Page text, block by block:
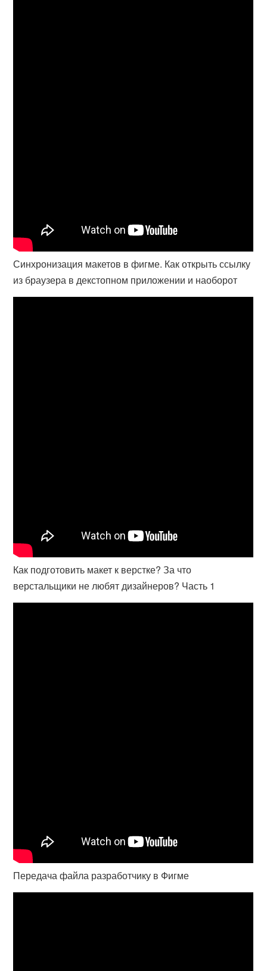
Синхронизация макетов в фигме. Как открыть ссылку
из браузера в декстопном приложении и наоборот
Как подготовить макет к верстке? За что
верстальщики не любят дизайнеров? Часть 1
Передача файла разработчику в Фигме